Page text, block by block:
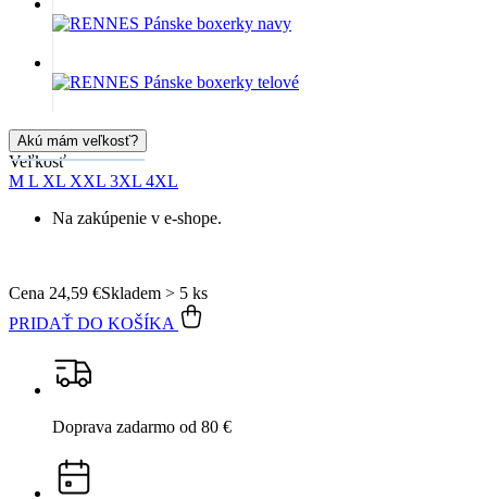
Akú mám veľkosť?
Veľkosť
M L XL XXL 3XL 4XL
Na zakúpenie v e-shope.
Skladem > 5 ks
Cena 24,59 €
PRIDAŤ DO KOŠÍKA
Doprava zadarmo od 80 €